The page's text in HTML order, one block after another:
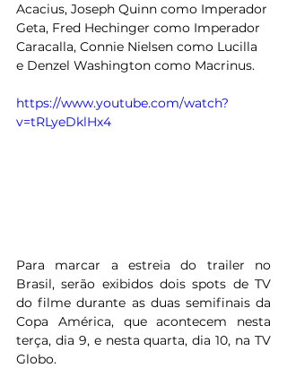
Acacius, Joseph Quinn como Imperador
Geta, Fred Hechinger como Imperador
Caracalla, Connie Nielsen como Lucilla
e Denzel Washington como Macrinus.
https://www.youtube.com/watch?
v=tRLyeDklHx4
Para marcar a estreia do trailer no
Brasil, serão exibidos dois spots de TV
do filme durante as duas semifinais da
Copa América, que acontecem nesta
terça, dia 9, e nesta quarta, dia 10, na TV
Globo.